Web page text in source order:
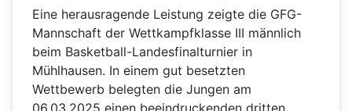
Eine herausragende Leistung zeigte die GFG-
Mannschaft der Wettkampfklasse III männlich
beim Basketball-Landesfinalturnier in
Mühlhausen. In einem gut besetzten
Wettbewerb belegten die Jungen am